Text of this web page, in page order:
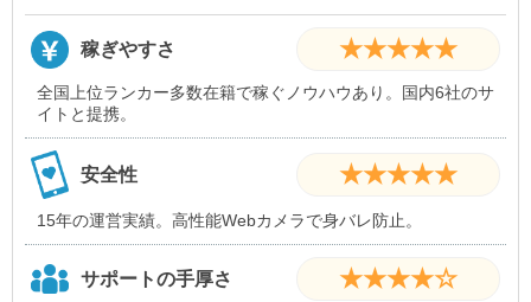
稼ぎやすさ ★★★★★
全国上位ランカー多数在籍で稼ぐノウハウあり。国内6社のサ
イトと提携。
安全性 ★★★★★
15年の運営実績。高性能Webカメラで身バレ防止。
サポートの手厚さ ★★★★☆